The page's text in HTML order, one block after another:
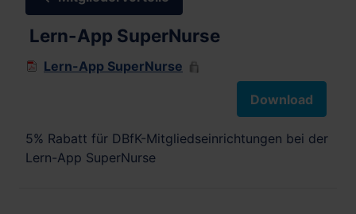
Lern-App SuperNurse
Lern-App SuperNurse
Download
5% Rabatt für DBfK-Mitgliedseinrichtungen bei der
Lern-App SuperNurse